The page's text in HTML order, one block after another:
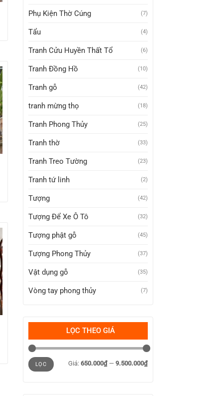
Phụ Kiện Thờ Cúng (7)
Tẩu (4)
Tranh Cửu Huyền Thất Tổ (6)
Tranh Đồng Hồ (10)
Tranh gỗ (42)
tranh mừng thọ (18)
Tranh Phong Thủy (25)
Tranh thờ (33)
Tranh Treo Tường (23)
Tranh tứ linh (2)
Tượng (42)
Tượng Để Xe Ô Tô (32)
Tượng phật gỗ (45)
Tượng Phong Thủy (37)
Vật dụng gỗ (35)
Vòng tay phong thủy (7)
LỌC THEO GIÁ
Giá
tối
thiểu
Giá
tối
đa
LỌC Giá: 650.000₫ — 9.500.000₫